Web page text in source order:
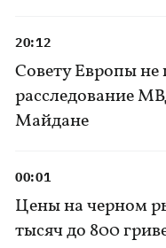
Совету Европы не
расследование
Майдане
20:12
Цены на черном
тысяч до 800
00:01